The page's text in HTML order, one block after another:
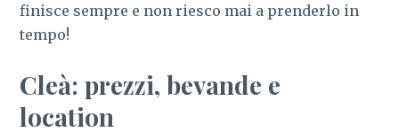
finisce sempre e non riesco mai a prenderlo in
tempo!
Cleà: prezzi, bevande e
location